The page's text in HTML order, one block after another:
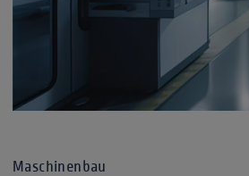
Maschinenbau